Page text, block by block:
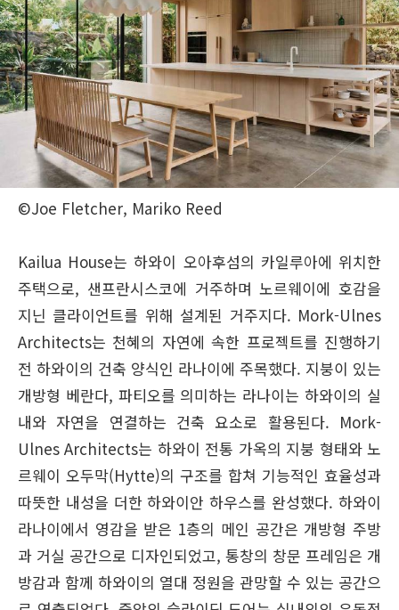
©Joe Fletcher, Mariko Reed
Kailua House는 하와이 오아후섬의 카일루아에 위치한
주택으로, 샌프란시스코에 거주하며 노르웨이에 호감을
지닌 클라이언트를 위해 설계된 거주지다. Mork-Ulnes
Architects는 천혜의 자연에 속한 프로젝트를 진행하기
전 하와이의 건축 양식인 라나이에 주목했다. 지붕이 있는
개방형 베란다, 파티오를 의미하는 라나이는 하와이의 실
내와 자연을 연결하는 건축 요소로 활용된다. Mork-
Ulnes Architects는 하와이 전통 가옥의 지붕 형태와 노
르웨이 오두막(Hytte)의 구조를 합쳐 기능적인 효율성과
따뜻한 내성을 더한 하와이안 하우스를 완성했다. 하와이
라나이에서 영감을 받은 1층의 메인 공간은 개방형 주방
과 거실 공간으로 디자인되었고, 통창의 창문 프레임은 개
방감과 함께 하와이의 열대 정원을 관망할 수 있는 공간으